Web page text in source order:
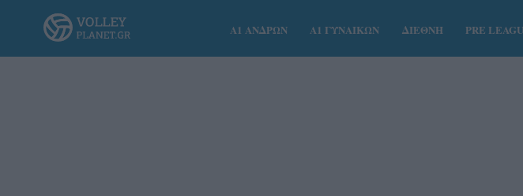
Α1 ΑΝΔΡΩΝ Α1 ΓΥΝΑΙΚΩΝ ΔΙΕΘΝΗ PRE